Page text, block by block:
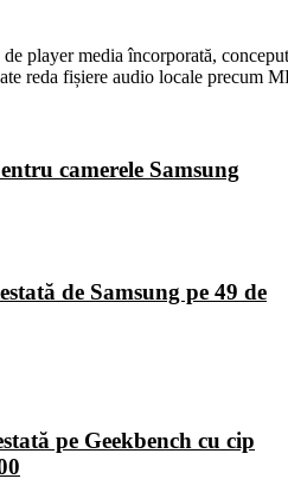
player media încorporată,
reda fișiere audio locale precum
camerele Samsung
de Samsung pe 49 de
pe Geekbench cu cip